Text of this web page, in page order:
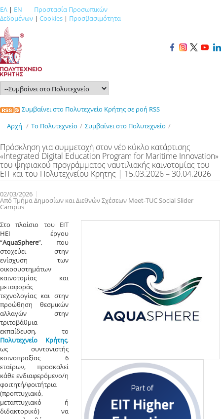
ΕΛ | EN
Προστασία Προσωπικών
Δεδομένων | Cookies | Προσβασιμότητα
Συμβαίνει στο Πολυτεχνείο Κρήτης σε ροή RSS
Αρχή / Το Πολυτεχνείο / Συμβαίνει στο Πολυτεχνείο /
Πρόσκληση για συμμετοχή στον νέο κύκλο κατάρτισης
«Integrated Digital Education Program for Maritime Innovation»
του ψηφιακού προγράμματος ναυτιλιακής καινοτομίας του
EIT και του Πολυτεχνείου Κρητης | 15.03.2026 – 30.04.2026
02/03/2026
Από Τμήμα Δημοσίων και Διεθνών Σχέσεων Meet-TUC Social Slider
Campus
Στο πλαίσιο του ΕΙΤ
ΗΕΙ έργου
“AquaSphere”, που
στοχεύει στην
ενίσχυση των
οικοσυστημάτων
καινοτομίας και
μεταφοράς
τεχνολογίας και στην
προώθηση θεσμικών
αλλαγών στην
τριτοβάθμια
εκπαίδευση, το
Πολυτεχνείο Κρήτης,
ως συντονιστής
κοινοπραξίας 6
εταίρων, προσκαλεί
κάθε ενδιαφερόμενο/η
φοιτητή/φοιτήτρια
(προπτυχιακό,
μεταπτυχιακό ή
διδακτορικό) να